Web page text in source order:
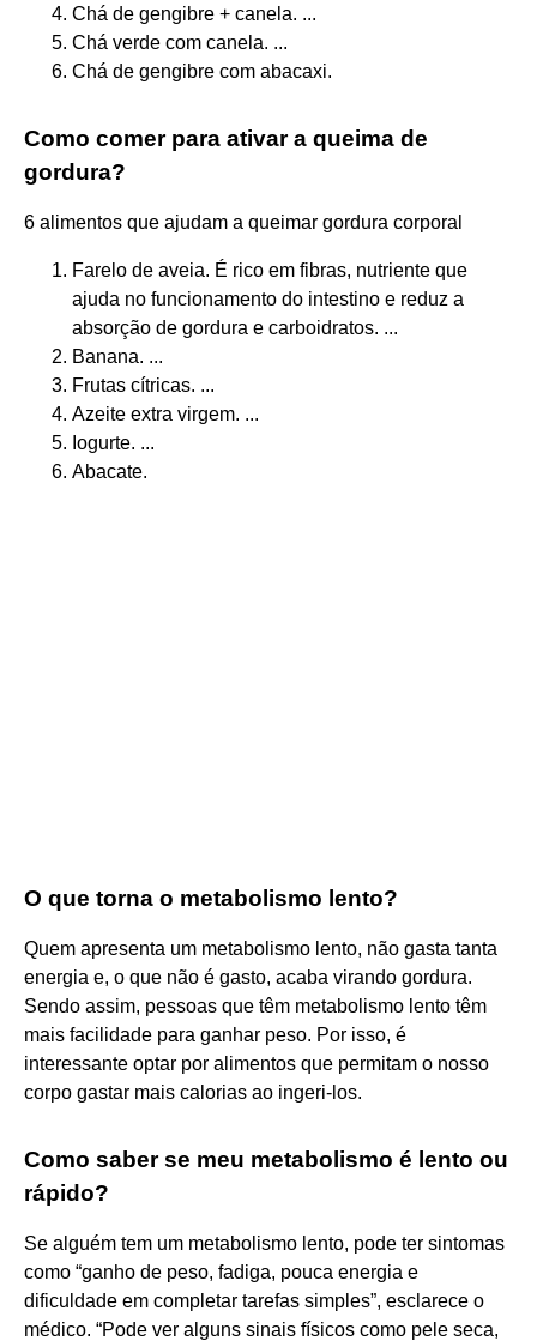
Chá de gengibre + canela. ...
Chá verde com canela. ...
Chá de gengibre com abacaxi.
Como comer para ativar a queima de
gordura?
6 alimentos que ajudam a queimar gordura corporal
Farelo de aveia. É rico em fibras, nutriente que
ajuda no funcionamento do intestino e reduz a
absorção de gordura e carboidratos. ...
Banana. ...
Frutas cítricas. ...
Azeite extra virgem. ...
Iogurte. ...
Abacate.
O que torna o metabolismo lento?
Quem apresenta um metabolismo lento, não gasta tanta
energia e, o que não é gasto, acaba virando gordura.
Sendo assim, pessoas que têm metabolismo lento têm
mais facilidade para ganhar peso. Por isso, é
interessante optar por alimentos que permitam o nosso
corpo gastar mais calorias ao ingeri-los.
Como saber se meu metabolismo é lento ou
rápido?
Se alguém tem um metabolismo lento, pode ter sintomas
como “ganho de peso, fadiga, pouca energia e
dificuldade em completar tarefas simples”, esclarece o
médico. “Pode ver alguns sinais físicos como pele seca,